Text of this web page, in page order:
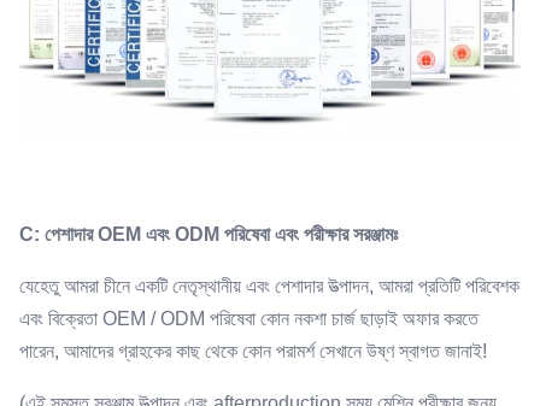
C: পেশাদার OEM এবং ODM পরিষেবা এবং পরীক্ষার সরঞ্জামঃ
যেহেতু আমরা চীনে একটি নেতৃস্থানীয় এবং পেশাদার উত্পাদন, আমরা প্রতিটি পরিবেশক
এবং বিক্রেতা OEM / ODM পরিষেবা কোন নকশা চার্জ ছাড়াই অফার করতে
পারেন, আমাদের গ্রাহকের কাছ থেকে কোন পরামর্শ সেখানে উষ্ণ স্বাগত জানাই!